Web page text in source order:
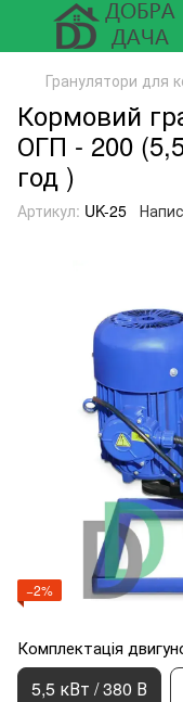
Гранулятори для
Кормовий
ОГП - 200
год )
Артикул: UK-25
−2%
Комплектація
5,5 кВт / 380 В